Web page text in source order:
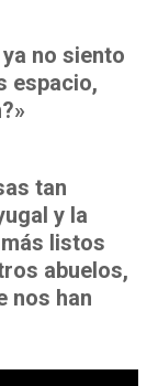
no siento
espacio,
tan
y la
listos
abuelos,
nos han